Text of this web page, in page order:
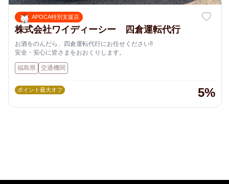
APOCA特別支援店
株式会社ワイディーシー 四倉運転代行
お酒をのんだら、四倉運転代行にお任せください‼️
安全・安心に皆さまをおおくりします。
福島県 交通機関
ポイント最大オフ 5%